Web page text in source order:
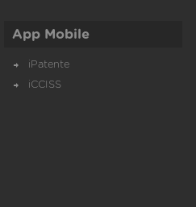
App Mobile
iPatente
iCCISS